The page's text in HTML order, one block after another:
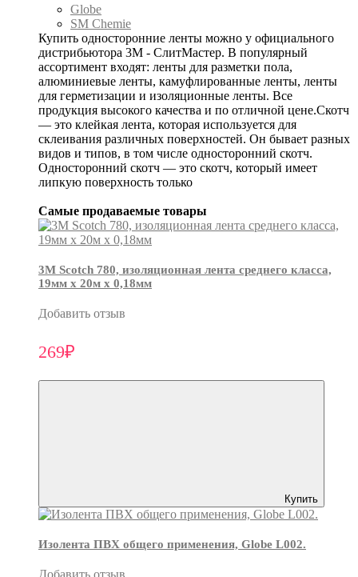
Globe
SM Chemie
Купить односторонние ленты можно у официального
дистрибьютора 3М - СлитМастер. В популярный
ассортимент входят: ленты для разметки пола,
алюминиевые ленты, камуфлированные ленты, ленты
для герметизации и изоляционные ленты. Все
продукция высокого качества и по отличной цене.Скотч
— это клейкая лента, которая используется для
склеивания различных поверхностей. Он бывает разных
видов и типов, в том числе односторонний скотч.
Односторонний скотч — это скотч, который имеет
липкую поверхность только
Самые продаваемые товары
3М Scotch 780, изоляционная лента среднего класса,
19мм х 20м х 0,18мм
Добавить отзыв
269₽
Купить
Изолента ПВХ общего применения, Globe L002.
Добавить отзыв